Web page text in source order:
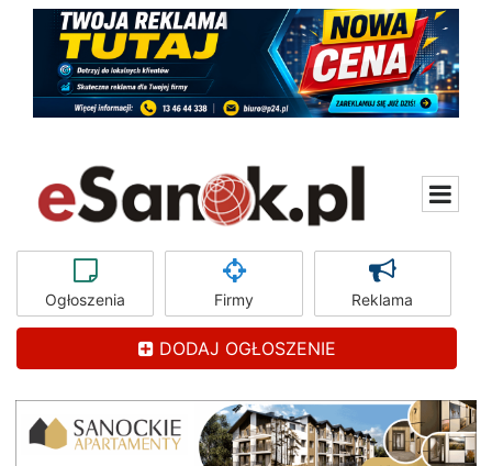
Ogłoszenia Firmy Reklama
DODAJ OGŁOSZENIE